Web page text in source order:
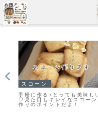
スコーン
【レシピ】お手軽スコーン♡
うちにある材料ですぐ出来る
♡材料５つでお手軽スコーン
メニュー